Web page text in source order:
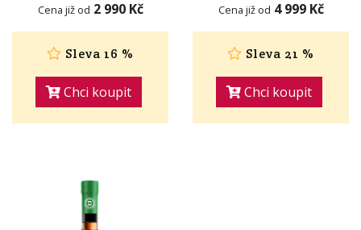
Cena již od 2 990 Kč
Sleva 16 %
Chci koupit
Cena již od 4 999 Kč
Sleva 21 %
Chci koupit